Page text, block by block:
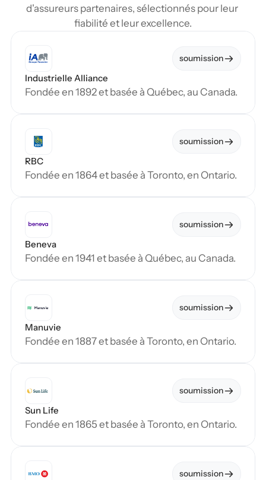
d'assureurs partenaires, sélectionnés pour leur
fiabilité et leur excellence.
soumission
Industrielle Alliance
Fondée en 1892 et basée à Québec, au Canada.
soumission
RBC
Fondée en 1864 et basée à Toronto, en Ontario.
soumission
Beneva
Fondée en 1941 et basée à Québec, au Canada.
soumission
Manuvie
Fondée en 1887 et basée à Toronto, en Ontario.
soumission
Sun Life
Fondée en 1865 et basée à Toronto, en Ontario.
soumission